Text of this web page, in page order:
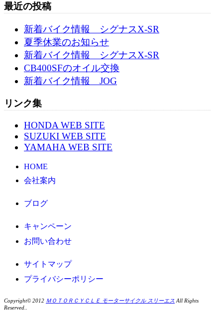
最近の投稿
新着バイク情報 シグナスX-SR
夏季休業のお知らせ
新着バイク情報 シグナスX-SR
CB400SFのオイル交換
新着バイク情報 JOG
リンク集
HONDA WEB SITE
SUZUKI WEB SITE
YAMAHA WEB SITE
HOME
会社案内
ブログ
キャンペーン
お問い合わせ
サイトマップ
プライバシーポリシー
Copyright© 2012 ＭＯＴＯＲＣＹＣＬＥ モーターサイクル スリーエス All Rights
Reserved..